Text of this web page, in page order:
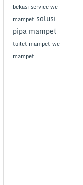
bekasi service wc
mampet solusi
pipa mampet
toilet mampet wc
mampet